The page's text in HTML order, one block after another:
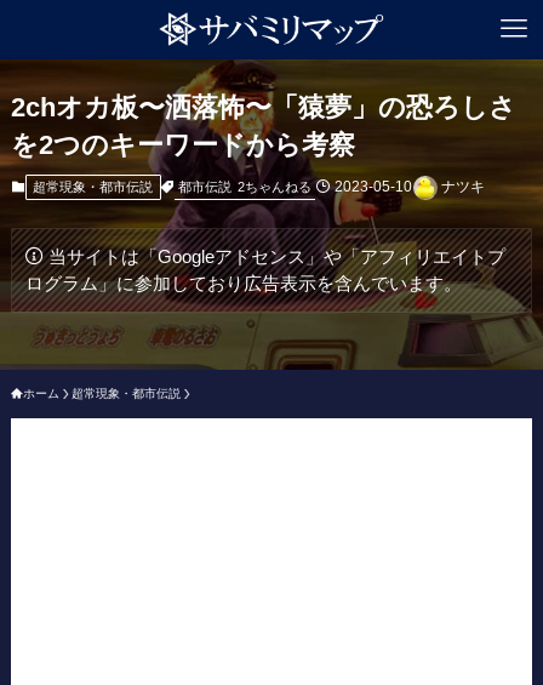
2chオカ板〜洒落怖〜「猿夢」の恐ろしさ
を2つのキーワードから考察
超常現象・都市伝説 都市伝説 2ちゃんねる 2023-05-10 ナツキ
当サイトは「Googleアドセンス」や「アフィリエイトプ
ログラム」に参加しており広告表示を含んでいます。
ホーム 超常現象・都市伝説